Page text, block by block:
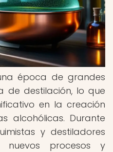
época de grandes
de destilación, lo que
en la creación
alcohólicas. Durante
y destiladores
nuevos procesos y